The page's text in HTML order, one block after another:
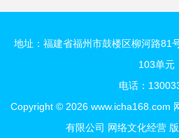
地址：福建省福州市鼓楼区柳河路81
103单元
电话：
Copyright © 2026 www.icha168.com
有限公司 网络文化经营